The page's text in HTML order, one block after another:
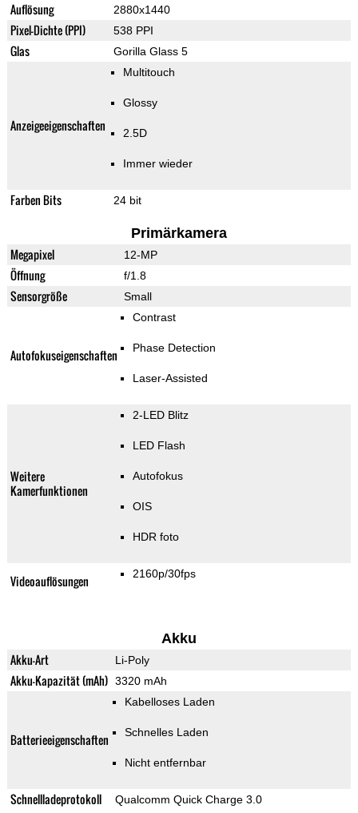
Auflösung 2880x1440
Pixel-Dichte (PPI) 538 PPI
Glas Gorilla Glass 5
Anzeigeeigenschaften
Multitouch
Glossy
2.5D
Immer wieder
Farben Bits 24 bit
Primärkamera
Megapixel 12-MP
Öffnung f/1.8
Sensorgröße Small
Autofokuseigenschaften
Contrast
Phase Detection
Laser-Assisted
Weitere
Kamerfunktionen
2-LED Blitz
LED Flash
Autofokus
OIS
HDR foto
Videoauflösungen 2160p/30fps
Akku
Akku-Art Li-Poly
Akku-Kapazität (mAh) 3320 mAh
Batterieeigenschaften
Kabelloses Laden
Schnelles Laden
Nicht entfernbar
Schnellladeprotokoll Qualcomm Quick Charge 3.0